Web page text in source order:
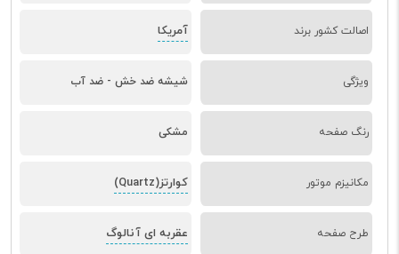
اصالت کشور برند آمریکا
ویژگی شیشه ضد خش - ضد آب
رنگ صفحه مشکی
مکانیزم موتور کوارتز(Quartz)
طرح صفحه عقربه ای آنالوگ